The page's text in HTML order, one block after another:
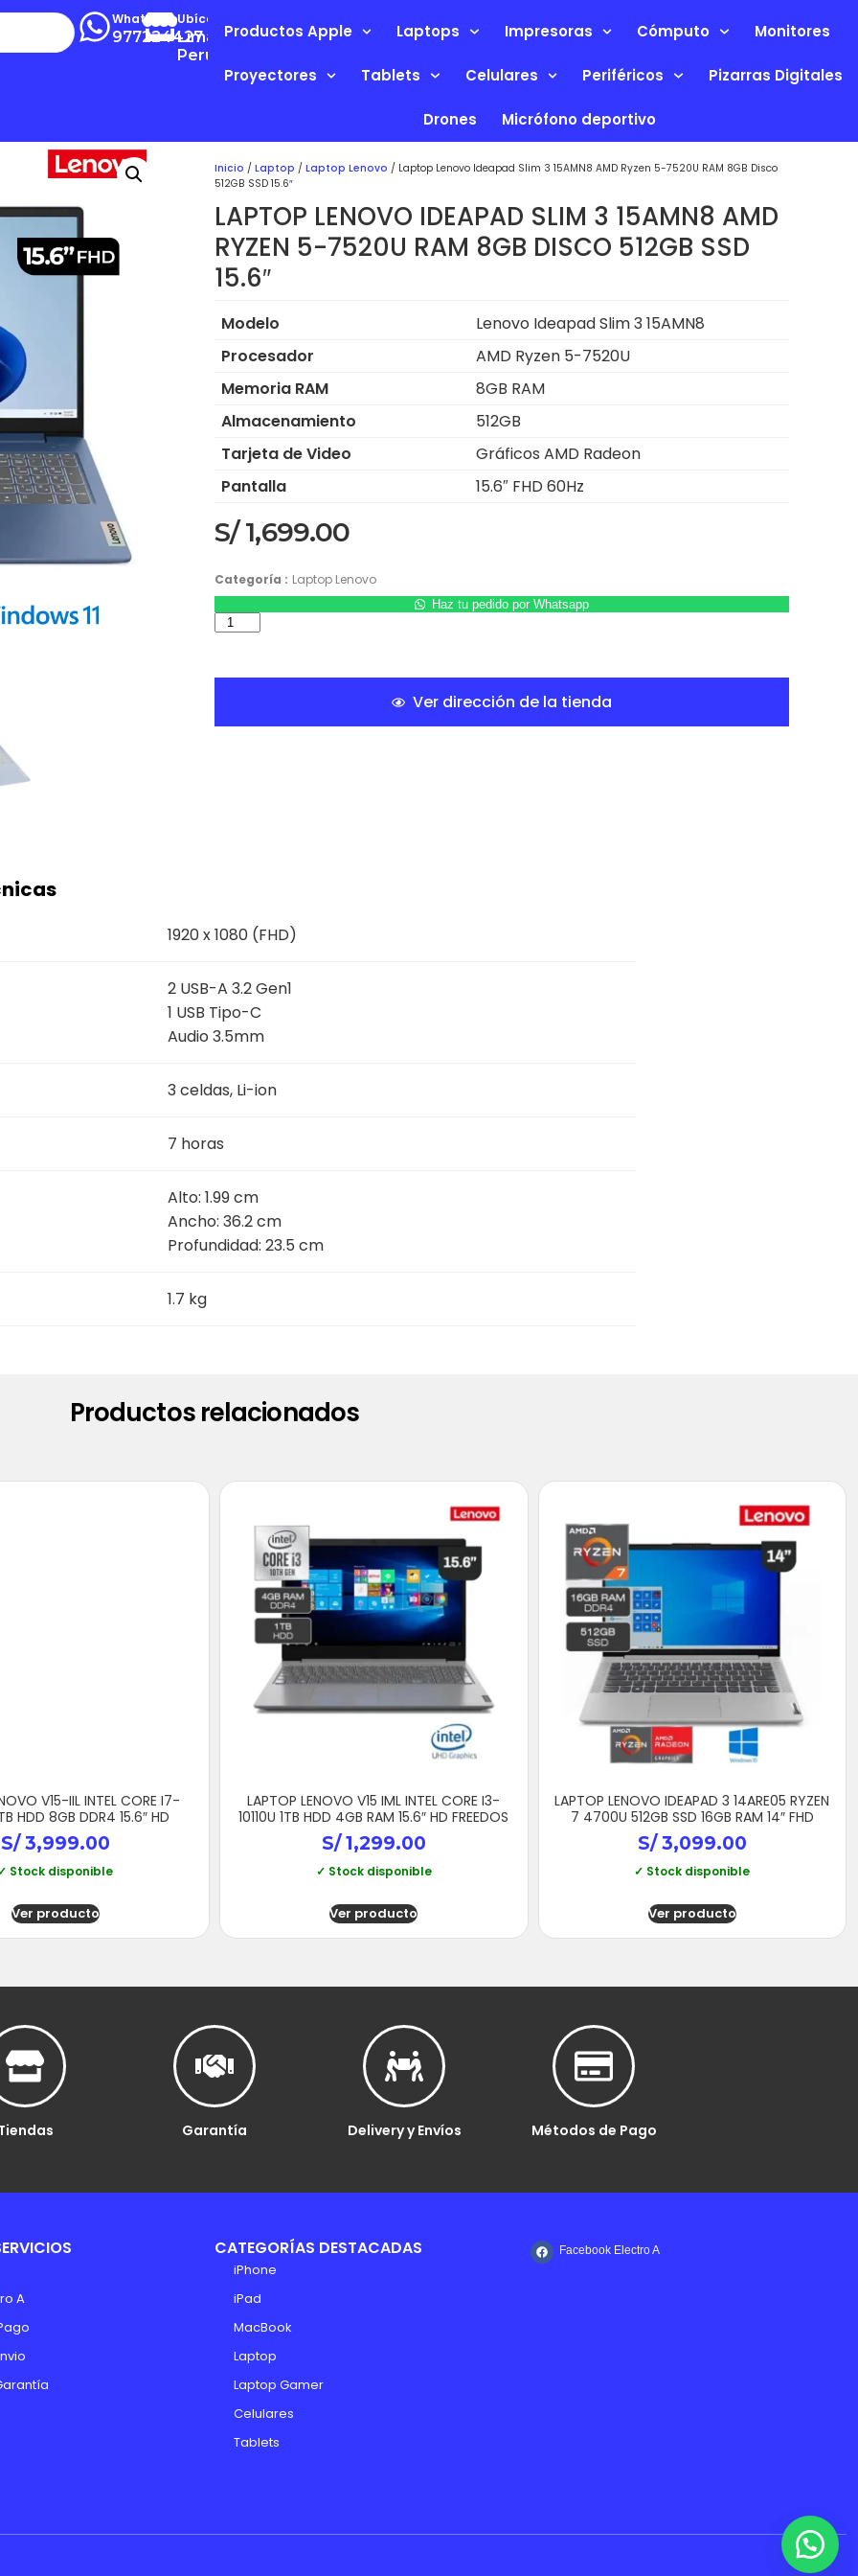
Whatsapp
977224427
Ubícanos
Lima-
Perú
Productos Apple Laptops Impresoras Cómputo Monitores
Proyectores Tablets Celulares Periféricos Pizarras Digitales
Drones Micrófono deportivo
Inicio / Laptop / Laptop Lenovo / Laptop Lenovo Ideapad Slim 3 15AMN8 AMD Ryzen 5-7520U RAM 8GB Disco
512GB SSD 15.6″
LAPTOP LENOVO IDEAPAD SLIM 3 15AMN8 AMD
RYZEN 5-7520U RAM 8GB DISCO 512GB SSD
15.6″
Modelo
Lenovo Ideapad Slim 3 15AMN8
Procesador
AMD Ryzen 5-7520U
Memoria RAM
8GB RAM
Almacenamiento
512GB
Tarjeta de Video
Gráficos AMD Radeon
Pantalla
15.6″ FHD 60Hz
S/1,699.00
Categoría : Laptop Lenovo
Haz tu pedido por Whatsapp
Ver dirección de la tienda
1920 x 1080 (FHD)
2 USB-A 3.2 Gen1
1 USB Tipo-C
Audio 3.5mm
3 celdas, Li-ion
7 horas
Alto: 1.99 cm
Ancho: 36.2 cm
Profundidad: 23.5 cm
1.7 kg
Productos relacionados
V15-IIL INTEL CORE I7-
HDD 8GB DDR4 15.6″ HD
S/3,999.00
Stock disponible
Ver producto
LAPTOP LENOVO V15 IML INTEL CORE I3-
10110U 1TB HDD 4GB RAM 15.6″ HD FREEDOS
S/1,299.00
✓ Stock disponible
Ver producto
LAPTOP LENOVO IDEAPAD 3 14ARE05 RYZEN
7 4700U 512GB SSD 16GB RAM 14″ FHD
S/3,099.00
✓ Stock disponible
Ver producto
Garantía Delivery y Envíos Métodos de Pago
A
CATEGORÍAS DESTACADAS
iPhone
iPad
MacBook
Laptop
Laptop Gamer
Celulares
Tablets
Facebook Electro A